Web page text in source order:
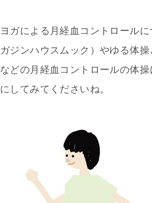
ヨガによる月経血コントロール
ガジンハウスムック）やゆる体
などの月経血コントロールの体
にしてみてくださいね。